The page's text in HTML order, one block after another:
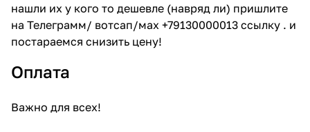
нашли их у кого то дешевле (навряд ли) пришлите
на Телеграмм/ вотсап/мах +79130000013 ссылку . и
постараемся снизить цену!
Оплата
Важно для всех!